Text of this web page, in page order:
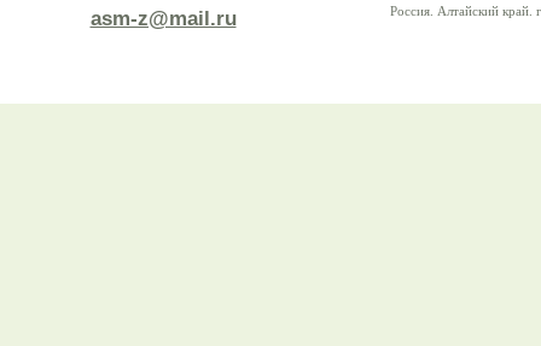
asm-z@mail.ru
Россия. Алтайский край.